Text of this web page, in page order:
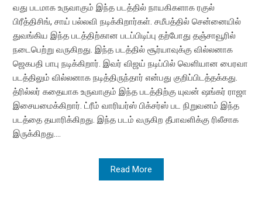
வது படமாக உருவாகும் இந்த படத்தில் நாயகிகளாக ரகுல்
பிரீத்திசிங், சாய் பல்லவி நடிக்கிறார்கள். சமீபத்தில் சென்னையில்
துவங்கிய இந்த படத்திற்கான படப்பிடிப்பு தற்போது தஞ்சாவூரில்
நடைபெற்று வருகிறது. இந்த படத்தில் சூர்யாவுக்கு வில்லனாக
ஜெகபதி பாபு நடிக்கிறார். இவர் விஜய் நடிப்பில் வெளியான பைரவா
படத்திலும் வில்லனாக நடித்திருந்தார் என்பது குறிப்பிடத்தக்கது.
த்ரில்லர் கதையாக உருவாகும் இந்த படத்திற்கு யுவன் ஷங்கர் ராஜா
இசையமைக்கிறார். ட்ரீம் வாரியர்ஸ் பிக்சர்ஸ் பட நிறுவனம் இந்த
படத்தை தயாரிக்கிறது. இந்த படம் வருகிற தீபாவளிக்கு ரிலீசாக
இருக்கிறது....
Read More